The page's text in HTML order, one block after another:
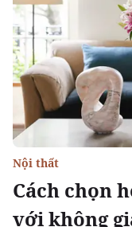
Cách chọn
với không
Nội thất